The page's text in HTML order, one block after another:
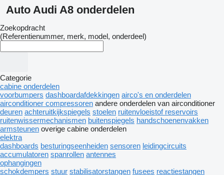
Auto Audi A8 onderdelen
Zoekopdracht
(Referentienummer, merk, model, onderdeel)
Categorie
cabine onderdelen
voorbumpers dashboardafdekkingen airco's en onderdelen
airconditioner compressoren andere onderdelen van airconditioner
deuren achteruitkijkspiegels stoelen ruitenvloeistof reservoirs
ruitenwissermechanismen buitenspiegels handschoenenvakken
armsteunen overige cabine onderdelen
elektra
dashboards besturingseenheiden sensoren leidingcircuits
accumulatoren spanrollen antennes
ophangingen
schokdempers stuur stabilisatorstangen fusees reactiestangen